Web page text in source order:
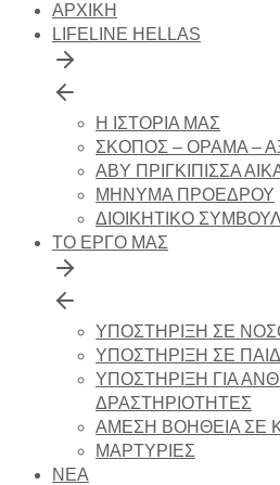
ΑΡΧΙΚΗ
LIFELINE HELLAS
Η ΙΣΤΟΡΙΑ ΜΑΣ
ΣΚΟΠΟΣ – ΟΡΑΜΑ –
ΑΒΥ ΠΡΙΓΚΙΠΙΣΣΑ
ΜΗΝΥΜΑ ΠΡΟΕΔΡΟΥ
ΔΙΟΙΚΗΤΙΚΟ
ΤΟ ΕΡΓΟ ΜΑΣ
ΥΠΟΣΤΗΡΙΞΗ ΣΕ
ΥΠΟΣΤΗΡΙΞΗ ΣΕ
ΥΠΟΣΤΗΡΙΞΗ ΓΙΑ
ΔΡΑΣΤΗΡΙΟΤΗΤΕΣ
ΑΜΕΣΗ ΒΟΗΘΕΙΑ ΣΕ
ΜΑΡΤΥΡΙΕΣ
NEA